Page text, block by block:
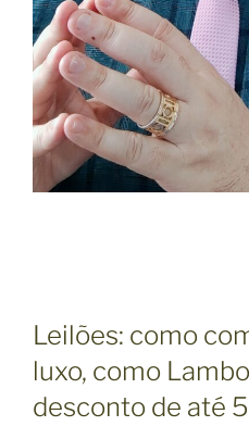
Leilões: como
luxo, como
desconto de até